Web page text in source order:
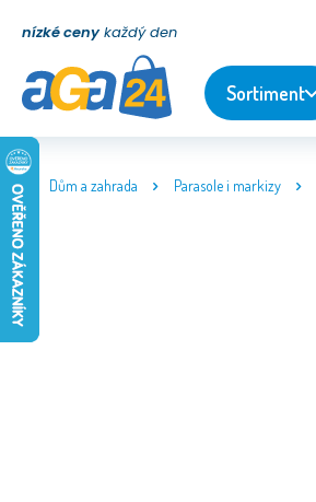
nízké ceny každý den
Sortiment
Dům a zahrada Parasole i markizy